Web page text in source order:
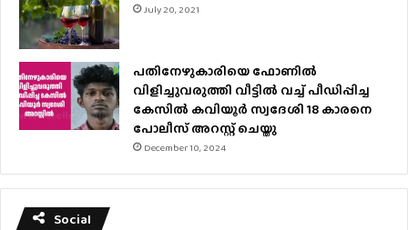
July 20, 2021
പതിനേഴുകാരിയെ ഫോണിൽ
വിളിച്ചുവരുത്തി വീട്ടിൽ വച്ച് പീഡിപ്പിച്ച
കേസിൽ കവിയൂർ സ്വദേശി 18 കാരനെ
പോലീസ് അറസ്റ്റ് ചെയ്തു
December 10, 2024
Social